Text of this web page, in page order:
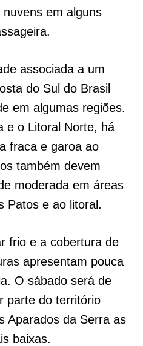
em alguns
associada a um
do Sul do Brasil
em algumas regiões.
e o Litoral Norte, há
fraca e garoa ao
também devem
moderada em áreas
Patos e ao litoral.
frio e a cobertura de
apresentam pouca
O sábado será de
parte do território
Aparados da Serra as
baixas.